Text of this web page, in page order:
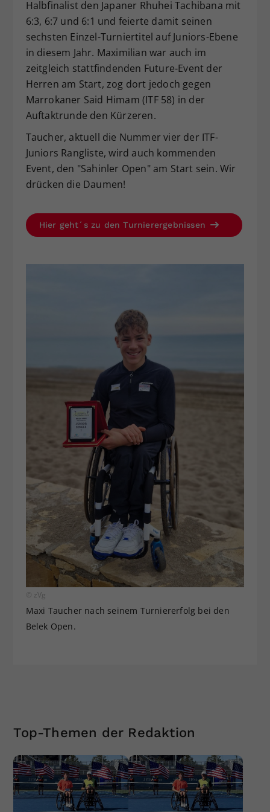
Halbfinalist den Japaner Rhuhei Tachibana mit
6:3, 6:7 und 6:1 und feierte damit seinen
sechsten Einzel-Turniertitel auf Juniors-Ebene
in diesem Jahr. Maximilian war auch im
zeitgleich stattfindenden Future-Event der
Herren am Start, zog dort jedoch gegen
Marrokaner Said Himam (ITF 58) in der
Auftaktrunde den Kürzeren.
Taucher, aktuell die Nummer vier der ITF-
Juniors Rangliste, wird auch kommenden
Event, den "Sahinler Open" am Start sein. Wir
drücken die Daumen!
Hier geht´s zu den Turnierergebnissen
© zVg
Maxi Taucher nach seinem Turniererfolg bei den
Belek Open.
Top-Themen der Redaktion
Zweck
Dieser Wert speichert Ihre Consent-
Einstellungen. Unter anderem eine
zufällig generierte ID, für die
historische Speicherung Ihrer
vorgenommen Einstellungen, falls der
Webseiten-Betreiber dies eingestellt
hat.